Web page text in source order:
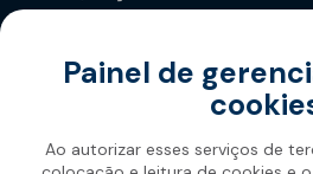
Painel de gerenciamento de
Ao autorizar esses serviços de